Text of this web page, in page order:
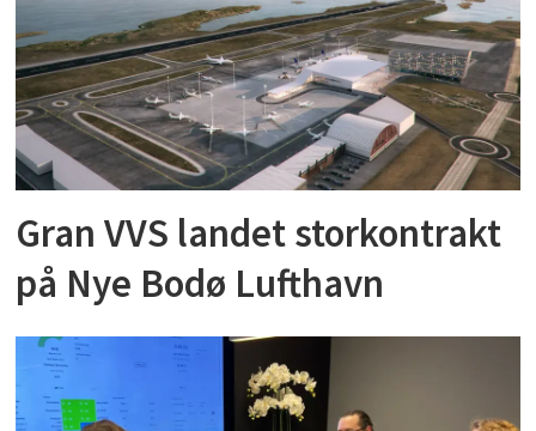
Gran VVS landet storkontrakt
på Nye Bodø Lufthavn